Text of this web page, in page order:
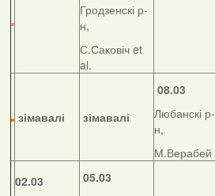
Гродзенскі р-
н,
С.Саковіч et
al.
зімавалі зімавалі
08.03
Любанскі р-
н,
М.Верабей
02.03
05.03